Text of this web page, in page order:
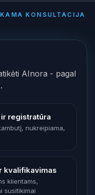
KONSULTACIJA
AInora - pagal
registratūra
nukreipiama,
kvalifikavimas
klientams,
susitikimai